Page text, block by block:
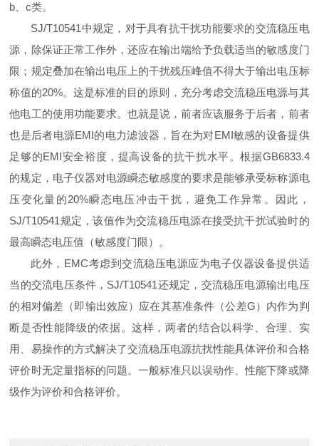
b、c类。
SJ/T10541中规定，对于具有抗干扰功能要求的交流稳压电
源，除保证正常工作外，还应在输出端给予负载适当的敏感度门
限；规定叠加在输出电压上的干扰残压峰值不得大于输出电压标
称值的20%。这是标准的目的原则，充分考虑交流稳压电源与其
他电工的使用功能要求。也就是说，前者应该服务于后者，前者
也是后者电源EMI的电力滤波器，旨在为对EMI敏感的设备提供
足够的EMI安全裕度，提高设备的抗干扰水平。根据GB6833.4
的规定，电子仪器对电源瞬态敏感度的要求是能够承受标称源电
压变化量的20%瞬态电压冲击干扰，避免工作异常。因此，
SJ/T10541规定，该值作为交流稳压电源在接受抗干扰试验时的
最高瞬态电压值（敏感度门限）。
此外，EMC考虑到交流稳压电源应为电子仪器设备提供适
当的交流电压条件，SJ/T10541还规定，交流稳压电源输出电压
的相对偏差（即输出效应）应在其基准条件（公差G）内作为判
断是否性能降级的依据。这样，两者的结合以科学、合理、实
用、易操作的方式解决了交流稳压电源抗扰性能具体评价和合格
评价时无定量指标的问题。一般标准只以误动作、性能下降或降
级作为评价和合格评价。